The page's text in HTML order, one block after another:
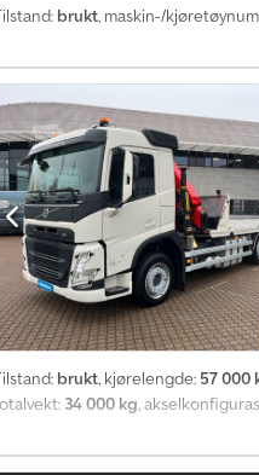
brukt, maskin-/
brukt, kjørelengde: 57 000
34 000 kg,